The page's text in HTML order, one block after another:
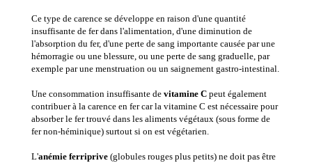
Ce type de carence se développe en raison d'une quantité
insuffisante de fer dans l'alimentation, d'une diminution de
l'absorption du fer, d'une perte de sang importante causée par une
hémorragie ou une blessure, ou une perte de sang graduelle, par
exemple par une menstruation ou un saignement gastro-intestinal.
Une consommation insuffisante de vitamine C peut également
contribuer à la carence en fer car la vitamine C est nécessaire pour
absorber le fer trouvé dans les aliments végétaux (sous forme de
fer non-héminique) surtout si on est végétarien.
L'anémie ferriprive (globules rouges plus petits) ne doit pas être